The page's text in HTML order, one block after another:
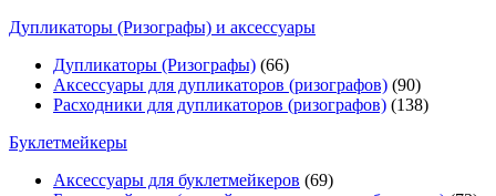
Дупликаторы (Ризографы) и аксессуары
Дупликаторы (Ризографы) (66)
Аксессуары для дупликаторов (ризографов) (90)
Расходники для дупликаторов (ризографов) (138)
Буклетмейкеры
Аксессуары для буклетмейкеров (69)